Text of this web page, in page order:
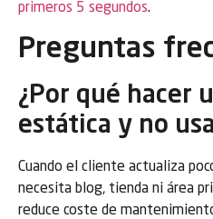
primeros 5 segundos.
Preguntas
¿Por qué hacer
estática y no
Cuando el cliente actualiza
necesita blog, tienda ni área
reduce coste de